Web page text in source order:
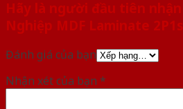
Hãy là người đầu tiên nhận
Nghiệp MDF Laminate
Đánh giá của bạn
Nhận xét của bạn *